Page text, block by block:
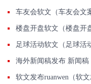
车友会软文（车友会文
楼盘开盘软文（楼盘开
足球活动软文（足球活
海外新闻稿发布 新闻稿
软文发布ruanwen（软文